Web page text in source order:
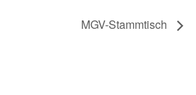
MGV-Stammtisch